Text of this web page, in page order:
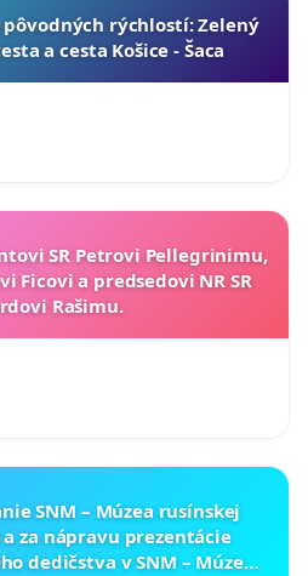
pôvodných rýchlostí: Zelený
a cesta Košice - Šaca
SR Petrovi Pellegrinimu,
Ficovi a predsedovi NR SR
Rašimu.
SNM – Múzea rusínskej
za nápravu prezentácie
dedičstva v SNM – Múzeu